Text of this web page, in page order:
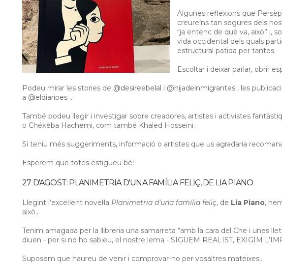
Algunes reflexions que
creure’ns tan segures dels
“ja entenc de què va, això” i,
vida occidental dels quals
estructural patida per tantes.
Escoltar i deixar parlar, obrir
Podeu mirar les stories de @desireebelal i @hijadeinmigrantes , les
a @eldiarioes …
També podeu llegir i investigar sobre creadores, artistes i activistes
o Chékéba Hachemi, com també Khaled Hosseini.
Si teniu més suggeriments, informació o artistes que us agradaria
Esperem que totes estigueu bé!
27 D'AGOST: PLANIMETRIA D'UNA FAMÍLIA FELIÇ, DE LIA PIANO
Llegint l’excel·lent novel·la Planimetria d’una família feliç, de Lia Piano,
això…
Tenim amagada per la llibreria una samarreta “amb la cara del Che i unes
diuen - per si no ho sabieu, el nostre lema - SIGUEM REALIST, EXIGIM
Suposem que haureu de venir i comprovar-ho per vosaltres mateixes…